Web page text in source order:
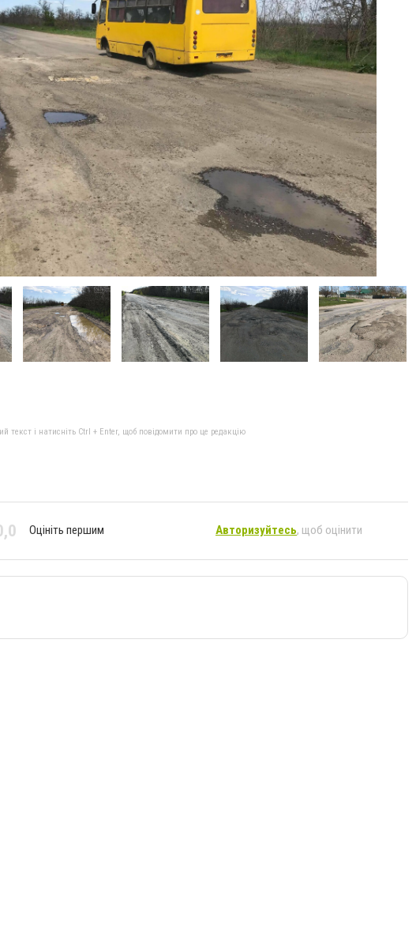
текст і натисніть Ctrl + Enter, щоб повідомити про це редакцію
Оцініть першим Авторизуйтесь, щоб оцінити